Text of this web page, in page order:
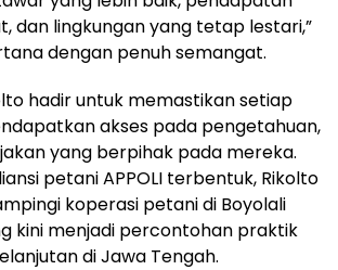
dan lingkungan yang tetap lestari,”
dengan penuh semangat.
hadir untuk memastikan setiap
akses pada pengetahuan,
yang berpihak pada mereka.
petani APPOLI terbentuk, Rikolto
koperasi petani di Boyolali
kini menjadi percontohan praktik
di Jawa Tengah.